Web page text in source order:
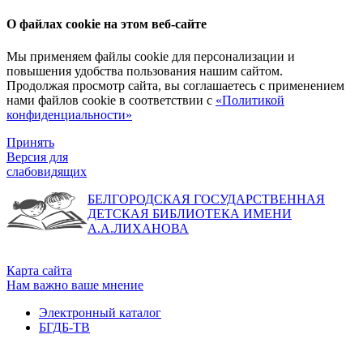
О файлах cookie на этом веб-сайте
Мы применяем файлы cookie для персонализации и
повышения удобства пользования нашим сайтом.
Продолжая просмотр сайта, вы соглашаетесь с применением
нами файлов cookie в соответствии с «Политикой
конфиденциальности»
Принять
Версия для
слабовидящих
БЕЛГОРОДСКАЯ ГОСУДАРСТВЕННАЯ
ДЕТСКАЯ БИБЛИОТЕКА ИМЕНИ
А.А.ЛИХАНОВА
Карта сайта
Нам важно ваше мнение
Электронный каталог
БГДБ-ТВ